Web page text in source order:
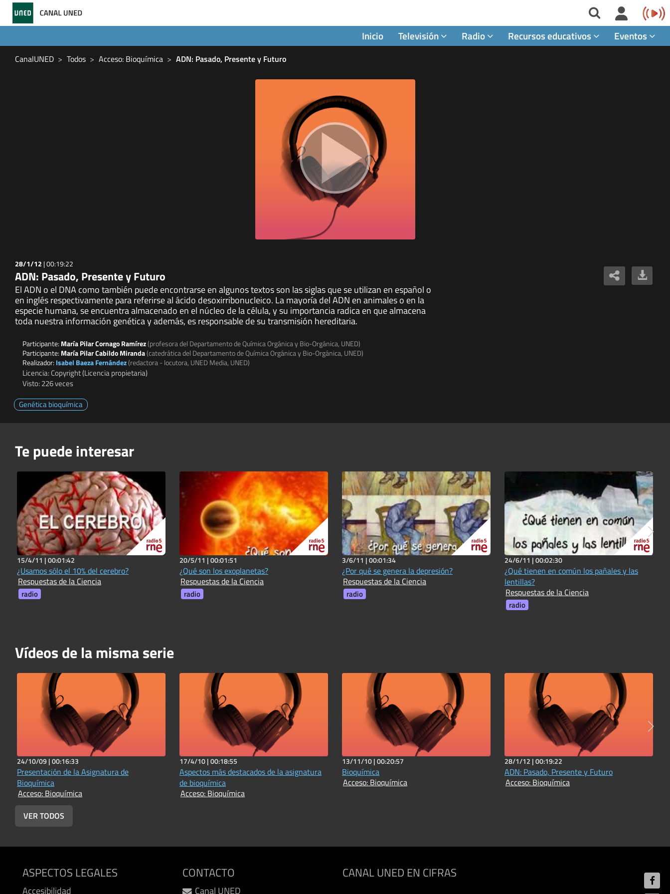
Inicio Televisión Radio Recursos educativos Eventos
CanalUNED Todos Acceso: Bioquímica ADN: Pasado, Presente y Futuro
28/1/12 |00:19:22
ADN: Pasado, Presente y Futuro
El ADN o el DNA como también puede encontrarse en algunos textos son las siglas que se utilizan en español o
en inglés respectivamente para referirse al ácido desoxirribonucleico. La mayoría del ADN en animales o en la
especie humana, se encuentra almacenado en el núcleo de la célula, y su importancia radica en que almacena
toda nuestra información genética y además, es responsable de su transmisión hereditaria.
Participante: María Pilar Cornago Ramírez(profesora del Departamento de Química Orgánica y Bio-Orgánica, UNED)
Participante: María Pilar Cabildo Miranda(catedrática del Departamento de Química Orgánica y Bio-Orgánica, UNED)
Realizador: Isabel Baeza Fernández(redactora - locutora, UNED Media, UNED)
Licencia: Copyright (Licencia propietaria)
Visto: 226 veces
Genética bioquímica
Te puede interesar
15/4/11 |00:01:42
¿Usamos sólo el 10% del cerebro?
Respuestas de la Ciencia
radio
20/5/11 |00:01:51
¿Qué son los exoplanetas?
Respuestas de la Ciencia
radio
3/6/11 |00:01:34
¿Por qué se genera la depresión?
Respuestas de la Ciencia
radio
24/6/11 |00:02:30
¿Qué tienen en común los pañales y las
lentillas?
Respuestas de la Ciencia
radio
Vídeos de la misma serie
24/10/09 |00:16:33
Presentación de la Asignatura de
Bioquímica
Acceso: Bioquímica
17/4/10 |00:18:55
Aspectos más destacados de la asignatura
de bioquímica
Acceso: Bioquímica
13/11/10 |00:20:57
Bioquímica
Acceso: Bioquímica
28/1/12 |00:19:22
ADN: Pasado, Presente y Futuro
Acceso: Bioquímica
VER TODOS
ASPECTOS LEGALES
Accesibilidad
CONTACTO
Canal UNED
CANAL UNED EN CIFRAS